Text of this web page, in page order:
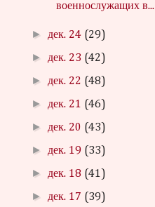
военнослужащих в...
► дек. 24 (29)
► дек. 23 (42)
► дек. 22 (48)
► дек. 21 (46)
► дек. 20 (43)
► дек. 19 (33)
► дек. 18 (41)
► дек. 17 (39)